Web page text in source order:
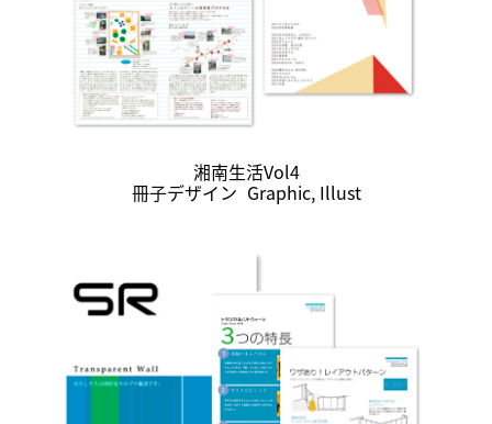
湘南生活Vol4
冊子デザイン Graphic, Illust